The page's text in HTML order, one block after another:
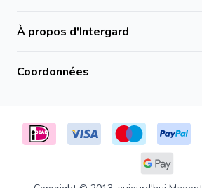
À propos d'Intergard
Coordonnées